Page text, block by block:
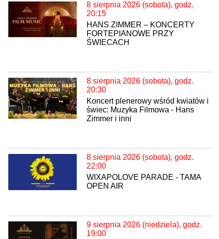
8 sierpnia 2026 (sobota), godz.
20:15
HANS ZIMMER – KONCERTY
FORTEPIANOWE PRZY
ŚWIECACH
8 sierpnia 2026 (sobota), godz.
20:30
Koncert plenerowy wśród kwiatów i
świec: Muzyka Filmowa - Hans
Zimmer i inni
8 sierpnia 2026 (sobota), godz.
22:00
WIXAPOLOVE PARADE - TAMA
OPEN AIR
9 sierpnia 2026 (niedziela), godz.
19:00